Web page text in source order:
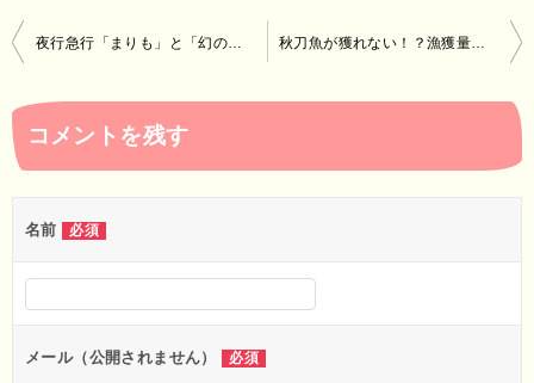
投
ナ
ビ
ー
ョ
夜行急行「まりも」と「幻の駅弁」！失われ行く夜行列車！たけしのニッポンのミカタ！ 秋刀魚が獲れない！？漁獲量低下の理由とは～日本・台湾・中国でサンマ戦争勃発！～
コメントを残す
名前 必須
メール（公開されません） 必須